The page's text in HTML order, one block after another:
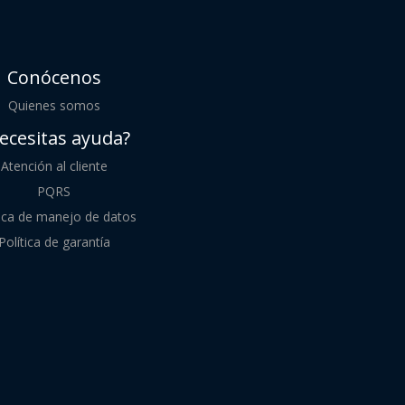
Conócenos
Quienes somos
ayuda?
Atención al cliente
PQRS
de manejo de datos
Política de garantía